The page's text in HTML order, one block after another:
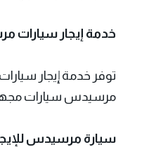
خدمة إيجار سيارات
توفر خدمة إيجار
مرسيدس سيارات مجهزة
سيارة مرسيدس